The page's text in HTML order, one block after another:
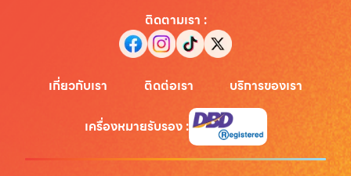
ติดตามเรา :
เกี่ยวกับเรา ติดต่อเรา บริการของเรา
เครื่องหมายรับรอง: